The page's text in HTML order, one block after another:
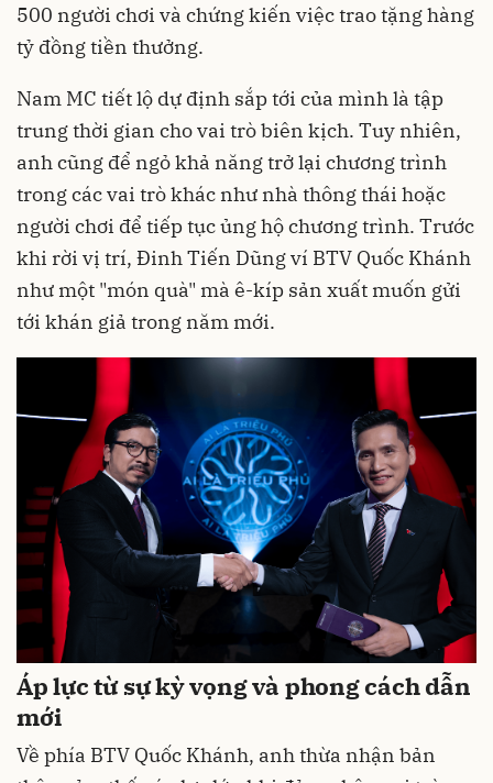
500 người chơi và chứng kiến việc trao tặng hàng
tỷ đồng tiền thưởng.
Nam MC tiết lộ dự định sắp tới của mình là tập
trung thời gian cho vai trò biên kịch. Tuy nhiên,
anh cũng để ngỏ khả năng trở lại chương trình
trong các vai trò khác như nhà thông thái hoặc
người chơi để tiếp tục ủng hộ chương trình. Trước
khi rời vị trí, Đinh Tiến Dũng ví BTV Quốc Khánh
như một "món quà" mà ê-kíp sản xuất muốn gửi
tới khán giả trong năm mới.
Áp lực từ sự kỳ vọng và phong cách dẫn
mới
Về phía BTV Quốc Khánh, anh thừa nhận bản